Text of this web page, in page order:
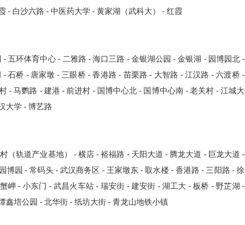
- 白沙六路 - 中医药大学 - 黄家湖（武科大） - 红霞
- 五环体育中心 - 二雅路 - 海口三路 - 金银湖公园 - 金银湖 - 园博园北 -
石桥 - 唐家墩 - 三眼桥 - 香港路 - 苗栗路 - 大智路 - 江汉路 - 六渡桥 -
- 马鹦路 - 建港 - 前进村 - 国博中心北 - 国博中心南 - 老关村 - 江城大
大学 - 博艺路
（轨道产业基地） - 横店 - 裕福路 - 天阳大道 - 腾龙大道 - 巨龙大道 -
博园 - 常码头 - 武汉商务区 - 王家墩东 - 取水楼 - 香港路 - 三阳路 - 徐
岬 - 小东门 - 武昌火车站 - 瑞安街 - 建安街 - 湖工大 - 板桥 - 野芷湖 -
鑫培公园 - 北华街 - 纸坊大街 - 青龙山地铁小镇